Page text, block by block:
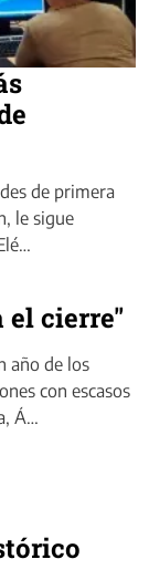
de primera
le sigue
el cierre"
año de los
con escasos
Á…